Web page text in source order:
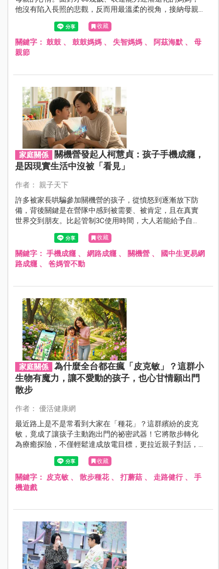
他沒有陷入長照的悲觀，反而用最溫柔的視角，接納母親
收藏
關鍵字： 鼓鼓、 鼓鼓媽媽、 失智媽媽、 阿茲海默、 母
親節
家庭關係
關機營發起人柯慧貞：孩子手機成癮，
是因現實生活中沒被「看見」
作者： 親子天下
許多被家長哄騙參加關機營的孩子，從憤怒到逐漸放下防
備，背後關鍵是在營隊中感到被需要、被肯定，且在真實
世界交到朋友。比起管制3C使用時間，大人若能給予自
信、創造接納孩子的環境，更有機會協助擺脫網路成癮。
收藏
關鍵字： 手機成癮、 網路成癮、 關機營、
國中生更易網
路成癮、 爸媽管不動
家庭關係
為什麼全台都在瘋「皮克敏」？這群小
生物有魔力，讓不愛動的孩子，也心甘情願出門
散步
作者： 優活健康網
最近路上是不是常看到大家在「種花」？這群繽紛的皮克
敏，竟成了讓孩子主動跑出門的祕密武器！它將散步轉化
為療癒探險，不僅輕鬆達成放電目標，更拉近親子對話，
讓平凡的步行路徑，從此充滿驚喜與笑聲！
收藏
關鍵字： 皮克敏、 散步種花、 打蘑菇、 走路健行、 手
機遊戲